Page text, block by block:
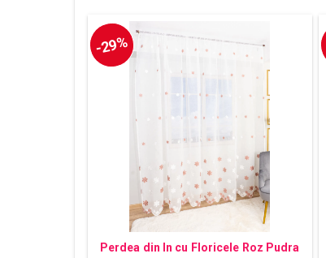
-29%
Perdea din In cu Floricele Roz Pudra